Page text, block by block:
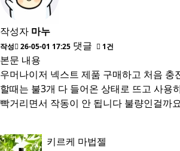
작성자 마누
작성 26-05-01 17:25 댓글 1건
본문 내용
우머나이저 넥스트 제품 구매하고 처음 충
할때는 불3개 다 들어온 상태로 뜨고 사용
빡거리면서 작동이 안 됩니다 불량인걸까
키르케 마법젤